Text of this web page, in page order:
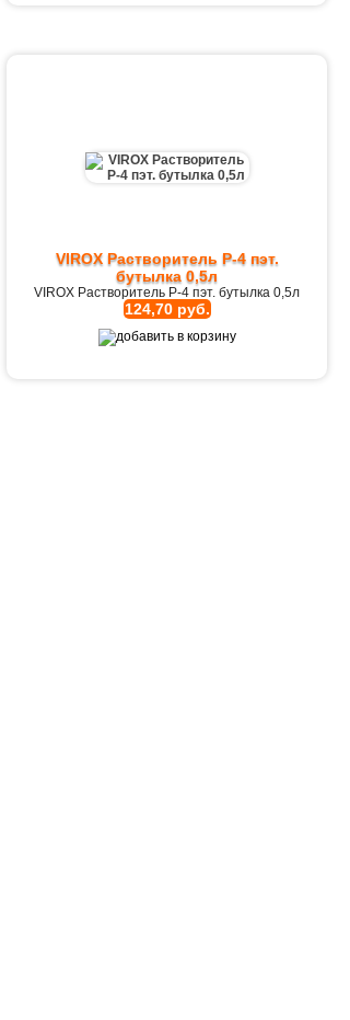
VIROX Растворитель Р-4 пэт.
бутылка 0,5л
VIROX Растворитель Р-4 пэт. бутылка 0,5л
124,70 руб.